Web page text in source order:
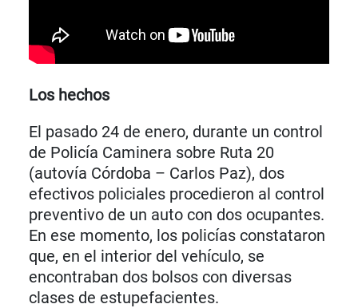
Los hechos
El pasado 24 de enero, durante un control
de Policía Caminera sobre Ruta 20
(autovía Córdoba – Carlos Paz), dos
efectivos policiales procedieron al control
preventivo de un auto con dos ocupantes.
En ese momento, los policías constataron
que, en el interior del vehículo, se
encontraban dos bolsos con diversas
clases de estupefacientes.